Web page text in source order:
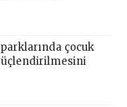
çocuk